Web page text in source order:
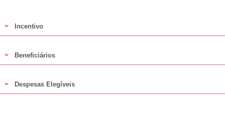
Incentivo
Beneficiários
Despesas Elegíveis